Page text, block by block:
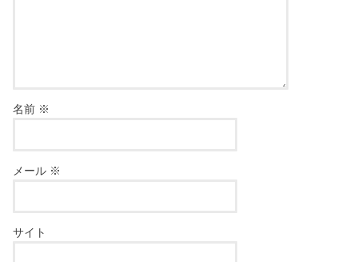
名前 ※
メール ※
サイト